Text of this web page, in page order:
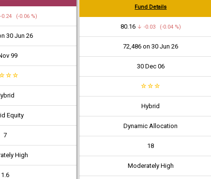
(-0.06 %)
30 Jun 26
99
☆ ☆
Equity
7
High
1.6
Fund Details
₹80.16 ↓ -0.03 (-0.04 %)
₹72,486 on 30 Jun 26
30 Dec 06
☆ ☆ ☆
Hybrid
Dynamic Allocation
18
Moderately High